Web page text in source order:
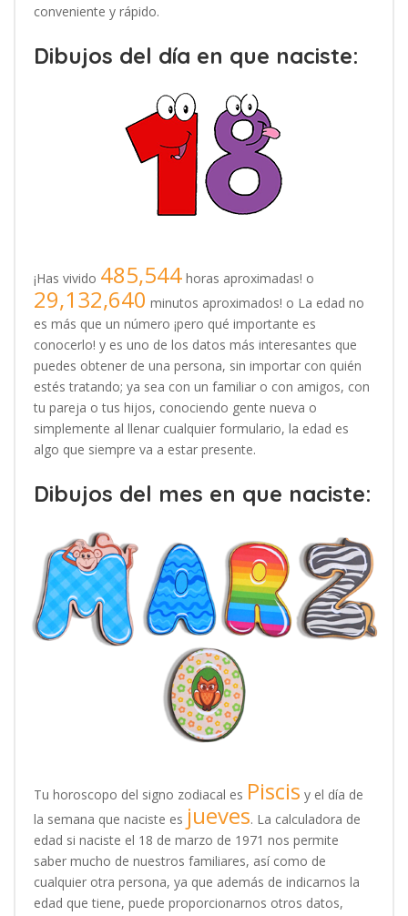
conveniente y rápido.
Dibujos del día en que naciste:
¡Has vivido 485,544 horas aproximadas! o
29,132,640 minutos aproximados! o La edad no
es más que un número ¡pero qué importante es
conocerlo! y es uno de los datos más interesantes que
puedes obtener de una persona, sin importar con quién
estés tratando; ya sea con un familiar o con amigos, con
tu pareja o tus hijos, conociendo gente nueva o
simplemente al llenar cualquier formulario, la edad es
algo que siempre va a estar presente.
Dibujos del mes en que naciste:
Tu horoscopo del signo zodiacal es Piscis y el día de
la semana que naciste es jueves. La calculadora de
edad si naciste el 18 de marzo de 1971 nos permite
saber mucho de nuestros familiares, así como de
cualquier otra persona, ya que además de indicarnos la
edad que tiene, puede proporcionarnos otros datos,